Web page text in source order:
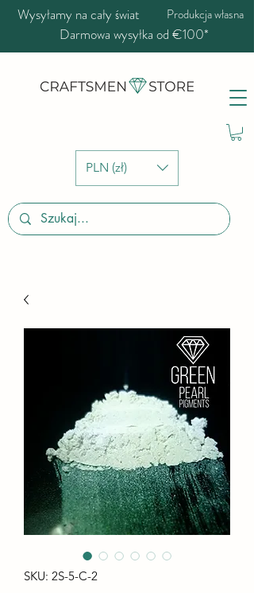
PLN (zł)
Wysyłamy na cały świat Produkcja własna
Darmowa wysyłka od €100*
SKU: 2S-5-C-2